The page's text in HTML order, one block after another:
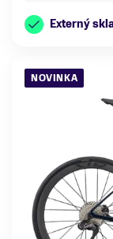
Externý
NOVINKA